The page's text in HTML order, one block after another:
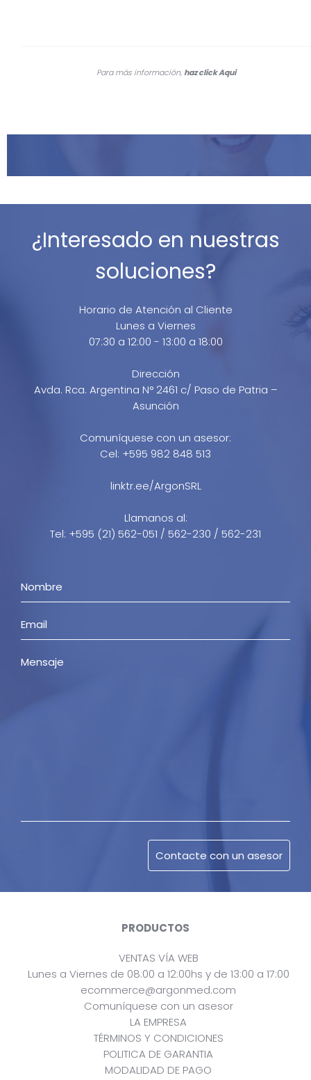
Para más información, haz clickAqui
¿Interesado en nuestras
soluciones?
Horario de Atención al Cliente
Lunes a Viernes
07:30 a 12:00 - 13:00 a 18:00
Dirección
Avda. Rca. Argentina N° 2461 c/ Paso de Patria –
Asunción
Comuníquese con un asesor:
Cel: +595 982 848 513
linktr.ee/ArgonSRL
Llamanos al:
Tel: +595 (21) 562-051 / 562-230 / 562-231
PRODUCTOS
VENTAS VÍA WEB
Lunes a Viernes de 08:00 a 12:00hs y de 13:00 a 17:00
ecommerce@argonmed.com
Comuníquese con un asesor
LA EMPRESA
TÉRMINOS Y CONDICIONES
POLITICA DE GARANTIA
MODALIDAD DE PAGO